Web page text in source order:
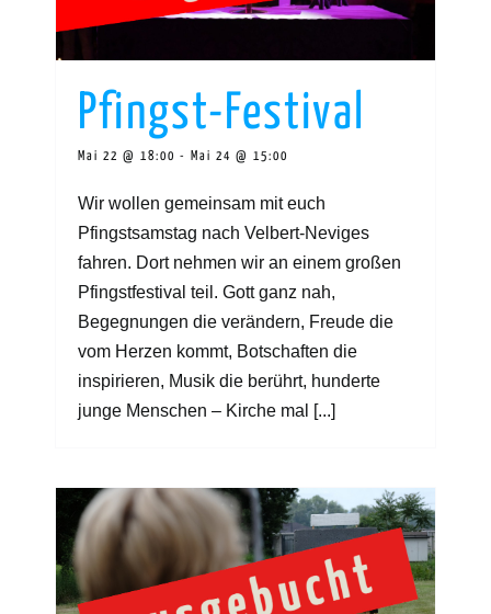
Pfingst-Festival
Mai 22 @ 18:00 - Mai 24 @ 15:00
Wir wollen gemeinsam mit euch
Pfingstsamstag nach Velbert-Neviges
fahren. Dort nehmen wir an einem großen
Pfingstfestival teil. Gott ganz nah,
Begegnungen die verändern, Freude die
vom Herzen kommt, Botschaften die
inspirieren, Musik die berührt, hunderte
junge Menschen – Kirche mal [...]